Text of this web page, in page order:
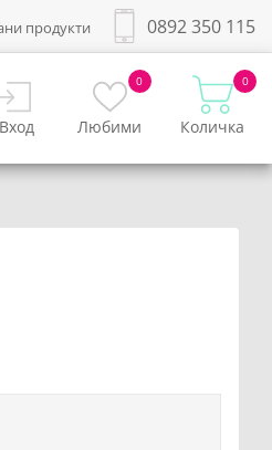
0892 350 115
продукти
Вход
0
Любими
0
Количка